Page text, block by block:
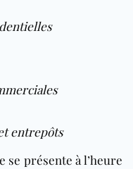
entrepôts
se présente à l’heure